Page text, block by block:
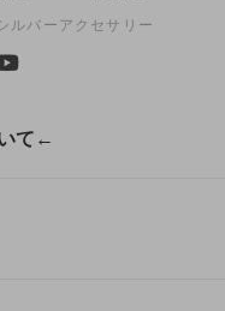
ルバーアクセサリー
て←